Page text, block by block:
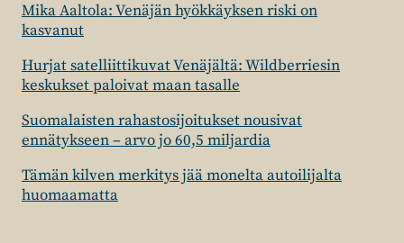
Mika Aaltola: Venäjän hyökkäyksen riski on
kasvanut
Hurjat satelliittikuvat Venäjältä: Wildberriesin
keskukset paloivat maan tasalle
Suomalaisten rahastosijoitukset nousivat
ennätykseen – arvo jo 60,5 miljardia
Tämän kilven merkitys jää monelta autoilijalta
huomaamatta